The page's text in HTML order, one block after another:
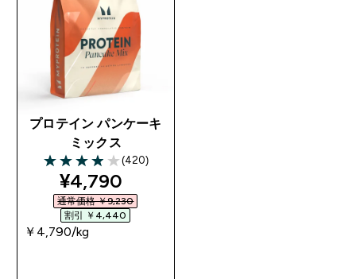
プロテイン パンケーキ
ミックス
3.95 out of 5 stars
(420)
discounted price
¥4,790‎
通常価格 ￥9,230‎
割引 ￥4,440‎
￥4,790‎/kg